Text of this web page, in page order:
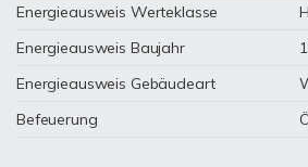
Energieausweis Werteklasse
H
Energieausweis Baujahr
Energieausweis Gebäudeart
Befeuerung